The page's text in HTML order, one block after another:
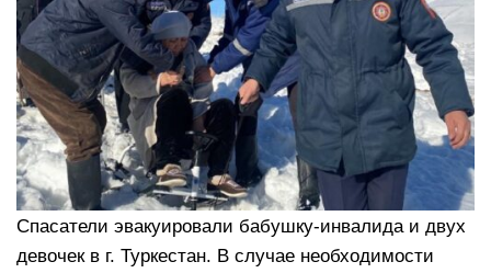
Спасатели эвакуировали бабушку-инвалида и двух
девочек в г. Туркестан. В случае необходимости